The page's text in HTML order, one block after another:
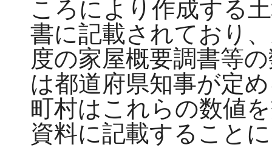
ころにより作成する
書に記載されており
度の家屋概要調書等
は都道府県知事が定
町村はこれらの数値
資料に記載すること